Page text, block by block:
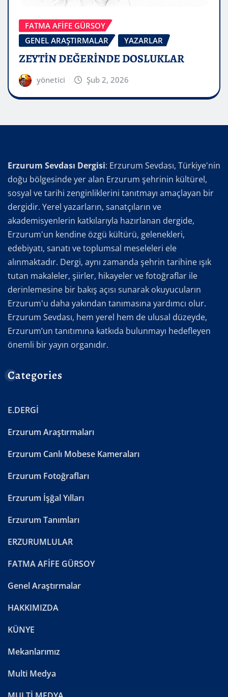
FATMA AFİFE GÜRSOY
GENEL ARAŞTIRMALAR
YAZARLAR
ZEYTİN DEĞERİNDE DOSLUKLAR
yönetici Şub 2, 2026
Erzurum Sevdası Dergisi: Erzurum Sevdası, Türkiye'nin
doğu bölgesinde yer alan Erzurum şehrinin kültürel,
sosyal ve tarihi zenginliklerini tanıtmayı amaçlayan bir
dergidir. Yerel yazarların, sanatçıların ve
akademisyenlerin katkılarıyla hazırlanan dergide,
Erzurum'un kendine özgü kültürü, gelenekleri,
edebiyatı, sanatı ve toplumsal meseleleri ele
alınmaktadır. Dergi, aynı zamanda şehrin tarihine ışık
tutan makaleler, şiirler, hikayeler ve fotoğraflar ile
derinlemesine bir bakış açısı sunarak okuyucuların
Erzurum'u daha yakından tanımasına yardımcı olur.
Erzurum Sevdası, hem yerel hem de ulusal düzeyde,
Erzurum’un tanıtımına katkıda bulunmayı hedefleyen
önemli bir yayın organıdır.
Categories
E.DERGİ
Erzurum Araştırmaları
Erzurum Canlı Mobese Kameraları
Erzurum Fotoğrafları
Erzurum İşğal Yılları
Erzurum Tanımları
ERZURUMLULAR
FATMA AFİFE GÜRSOY
Genel Araştırmalar
HAKKIMIZDA
KÜNYE
Mekanlarımız
Multi Medya